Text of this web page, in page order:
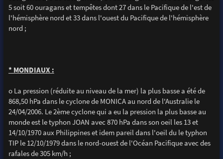
5 soit 60 ouragans et tempêtes dont 27 dans le Pacifique de l'est de
l'hémisphère nord et 33 dans l'ouest du Pacifique de l'hémisphère
nord ;
* MONDIAUX :
o La pression (réduite au niveau de la mer) la plus basse a été de
868,50 hPa dans le cyclone de MONICA au nord de l'Australie le
24/04/2006. Le 2ème cyclone qui a eu la pression la plus basse au
monde est le typhon JOAN avec 870 hPa dans son oeil les 13 et
14/10/1970 aux Philippines et idem pareil dans l'oeil du le typhon
TIP le 12/10/1979 dans le nord-ouest de l'Océan Pacifique avec des
rafales de 305 km/h ;